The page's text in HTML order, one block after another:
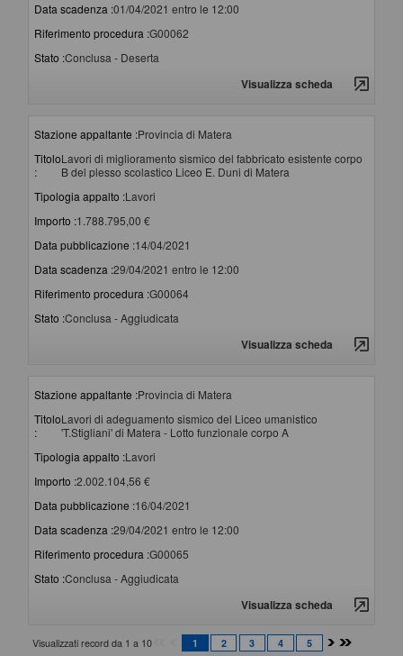
Data scadenza :01/04/2021 entro le 12:00
Riferimento procedura :G00062
Stato :Conclusa - Deserta
Visualizza scheda
Stazione appaltante :Provincia di Matera
Titolo
:
Lavori di miglioramento sismico del fabbricato esistente corpo
B del plesso scolastico Liceo E. Duni di Matera
Tipologia appalto :Lavori
Importo :1.788.795,00 €
Data pubblicazione :14/04/2021
Data scadenza :29/04/2021 entro le 12:00
Riferimento procedura :G00064
Stato :Conclusa - Aggiudicata
Visualizza scheda
Stazione appaltante :Provincia di Matera
Titolo
:
Lavori di adeguamento sismico del Liceo umanistico
'T.Stigliani' di Matera - Lotto funzionale corpo A
Tipologia appalto :Lavori
Importo :2.002.104,56 €
Data pubblicazione :16/04/2021
Data scadenza :29/04/2021 entro le 12:00
Riferimento procedura :G00065
Stato :Conclusa - Aggiudicata
Visualizza scheda
Visualizzati record da 1 a 10